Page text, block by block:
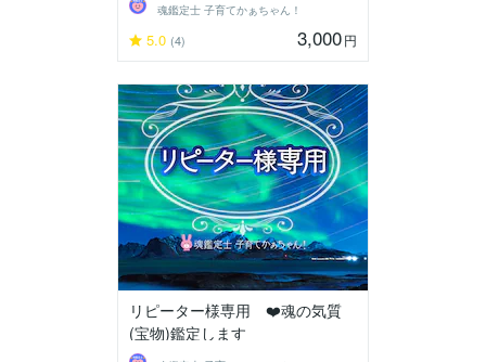
魂鑑定士 子育てかぁちゃん！
5.0 (4) 3,000円
リピーター様専用 ❤️魂の気質
(宝物)鑑定します